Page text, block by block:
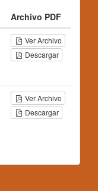
Archivo PDF
Ver Archivo
Descargar
Ver Archivo
Descargar